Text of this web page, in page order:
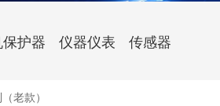
护器 仪器仪表 传感器
老款）